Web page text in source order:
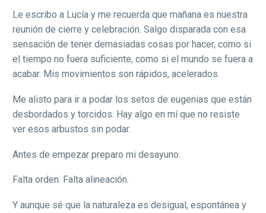
Le escribo a Lucía y me recuerda que mañana es nuestra
reunión de cierre y celebración. Salgo disparada con esa
sensación de tener demasiadas cosas por hacer, como si
el tiempo no fuera suficiente, como si el mundo se fuera a
acabar. Mis movimientos son rápidos, acelerados.
Me alisto para ir a podar los setos de eugenias que están
desbordados y torcidos. Hay algo en mí que no resiste
ver esos arbustos sin podar.
Antes de empezar preparo mi desayuno.
Falta orden. Falta alineación.
Y aunque sé que la naturaleza es desigual, espontánea y